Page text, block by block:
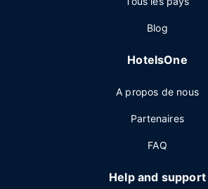
Blog
HotelsOne
A propos de nous
Partenaires
FAQ
Help and support